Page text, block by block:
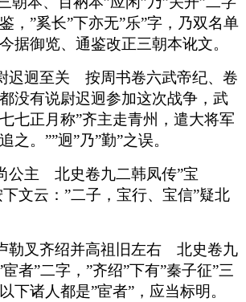
，”奚长”下亦无”乐”字，乃双名单
据御览、通鉴改正三朝本讹文。
迥至关 按周书卷六武帝纪、卷
没有说尉迟迥参加这次战争，武
七正月称”齐主走青州，遣大将军
之。””迥”乃”勤”之误。
主 北史卷九二韩凤传”宝
下文云：”二子，宝行、宝信”疑北
叉齐绍并高祖旧左右 北史卷九
者”二字，”齐绍”下有”秦子征”三
下诸人都是”宦者”，应当标明。